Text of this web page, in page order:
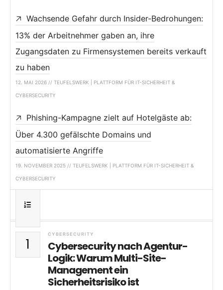
Wachsende Gefahr durch Insider-Bedrohungen:
13% der Arbeitnehmer gaben an, ihre
Zugangsdaten zu Firmensystemen bereits verkauft
zu haben
12. MAI 2026 // TEUFELSWERK | PLATTFORM FÜR IT-SICHERHEIT &
CYBERSECURITY
Phishing-Kampagne zielt auf Hotelgäste ab:
Über 4.300 gefälschte Domains und
automatisierte Angriffe
19. NOVEMBER 2025 // TEUFELSWERK | PLATTFORM FÜR IT-SICHERHEIT &
CYBERSECURITY
1
CYBERSECURITY
Cybersecurity nach Agentur-
Logik: Warum Multi-Site-
Management ein
Sicherheitsrisiko ist